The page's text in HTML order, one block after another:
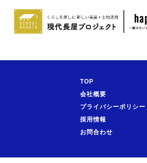
TOP
会社概要
プライバシーポリシー
採用情報
お問合わせ